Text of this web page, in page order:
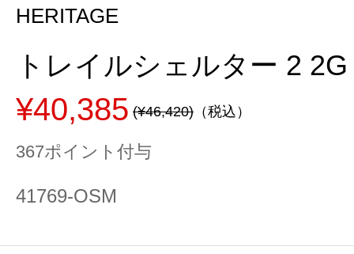
HERITAGE
トレイルシェルター 2
¥40,385 (¥46,420) （税込）
367ポイント付与
41769-OSM